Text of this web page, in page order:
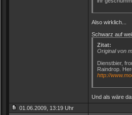
Also wirklich...
Schwarz auf
Zitat:
Original von
Dienstbier,
Raindrop.
http://
Und als wäre
01.06.2009, 13:19 Uhr